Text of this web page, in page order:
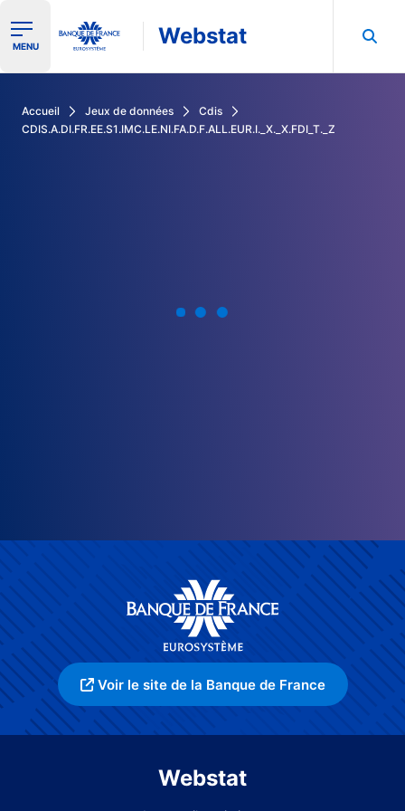
Ouvrir le menu de navigation
MENU Webstat
Accueil Jeux de données
Cdis
CDIS.A.DI.FR.EE.S1.IMC.LE.NI.FA.D.F.ALL.EUR.I._X._X.FDI_T._Z
Voir le site de la Banque de France
Webstat